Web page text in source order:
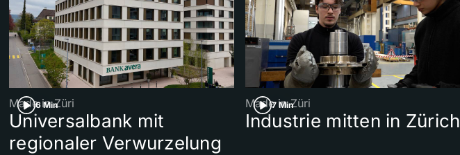
6 Min
Made in Züri
Universalbank mit
regionaler Verwurzelung
7 Min
Made in Züri
Industrie mitten in Zürich